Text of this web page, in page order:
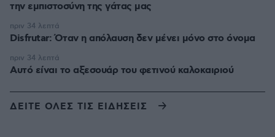
την εμπιστοσύνη της γάτας μας
Disfrutar: Όταν η απόλαυση δεν μένει μόνο στο όνομα
πριν 34 λεπτά
Αυτό είναι το αξεσουάρ του φετινού καλοκαιριού
πριν 34 λεπτά
ΔΕΙΤΕ ΟΛΕΣ ΤΙΣ ΕΙΔΗΣΕΙΣ